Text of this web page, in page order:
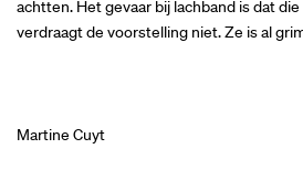
achtten. Het gevaar bij lachband is dat
verdraagt de voorstelling niet. Ze is al
Martine Cuyt